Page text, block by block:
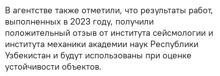
В агентстве также отметили, что результаты работ,
выполненных в 2023 году, получили
положительный отзыв от института сейсмологии и
института механики академии наук Республики
Узбекистан и будут использованы при оценке
устойчивости объектов.